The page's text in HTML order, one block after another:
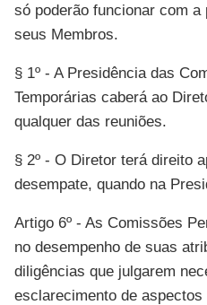
só poderão funcionar com
seus Membros.
§ 1º - A Presidência das
Temporárias caberá ao
qualquer das reuniões.
§ 2º - O Diretor terá direito
desempate, quando na
Artigo 6º - As Comissões
no desempenho de suas
diligências que julgarem
esclarecimento de